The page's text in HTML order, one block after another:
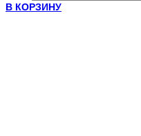
В КОРЗИНУ